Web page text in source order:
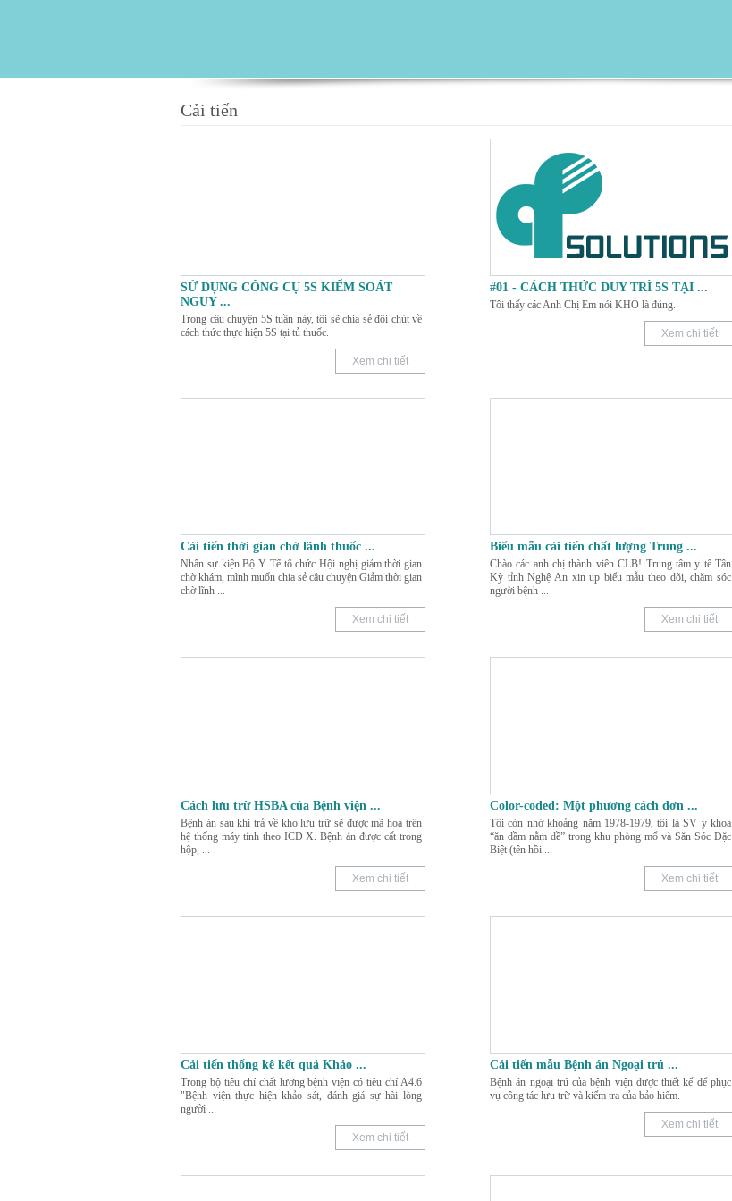
Cải tiến
SỬ DỤNG CÔNG CỤ 5S KIỂM SOÁT
NGUY...
Trong câu chuyện 5S tuần này, tôi sẽ chia sẻ đôi chút về
cách thức thực hiện 5S tại tủ thuốc.
Xem chi tiết
#01 - CÁCH THỨC DUY TRÌ 5S TẠI ...
Tôi thấy các Anh Chị Em nói KHÓ là đúng.
Xem chi tiết
Cải tiến thời gian chờ lãnh thuốc ...
Nhân sự kiện Bộ Y Tế tổ chức Hội nghị giảm thời gian
chờ khám, mình muốn chia sẻ câu chuyện Giảm thời gian
chờ lĩnh
Xem chi tiết
Biểu mẫu cải tiến chất lượng Trung ...
Chào các anh chị thành viên CLB! Trung tâm y tế Tân
Kỳ tỉnh Nghệ An xin up biểu mẫu theo dõi, chăm sóc
người bệnh
Xem chi tiết
Cách lưu trữ HSBA của Bệnh viện ...
Bệnh án sau khi trả về kho lưu trữ sẽ được mã hoá trên
hệ thống máy tính theo ICD X. Bệnh án được cất trong
hộp,
Xem chi tiết
Color-coded: Một phương cách đơn ...
Tôi còn nhớ khoảng năm 1978-1979, tôi là SV y khoa
“ăn dầm nằm dề” trong khu phòng mổ và Săn Sóc Đặc
Biệt (tên hồi
Xem chi tiết
Cải tiến thống kê kết quả Khảo ...
Trong bộ tiêu chí chất lương bệnh viện có tiêu chí A4.6
"Bệnh viện thực hiện khảo sát, đánh giá sự hài lòng
người
Xem chi tiết
Cải tiến mẫu Bệnh án Ngoại trú ...
Bệnh án ngoại trú của bệnh viện được thiết kế để phục
vụ công tác lưu trữ và kiểm tra của bảo hiểm.
Xem chi tiết